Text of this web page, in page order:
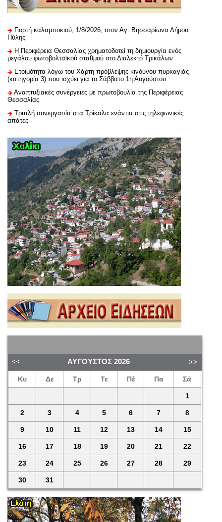
Γιορτή καλαμποκιού, 1/8/2026, στον Αγ. Βησσαρίωνα Δήμου
Πύλης
H Περιφέρεια Θεσσαλίας χρηματοδοτεί τη δημιουργία ενός
μεγάλου φωτοβολταϊκού σταθμού στο Διαλεκτό Τρικάλων
Ετοιμότητα λόγω του Χάρτη πρόβλεψης κινδύνου πυρκαγιάς
(κατηγορία 3) που ισχύει για το Σάββατο 1η Αυγούστου
Αναπτυξιακές συνέργειες με πρωτοβουλία της Περιφέρειας
Θεσσαλίας
Τριπλή συνεργασία στα Τρίκαλα ενάντια στις τηλεφωνικές
απάτες
ΑΎΓΟΥΣΤΟΣ 2026
Κυ Δε Τρ Τε Πέ Πα Σά
1
2 3 4 5 6 7 8
9 10 11 12 13 14 15
16 17 18 19 20 21 22
23 24 25 26 27 28 29
30 31